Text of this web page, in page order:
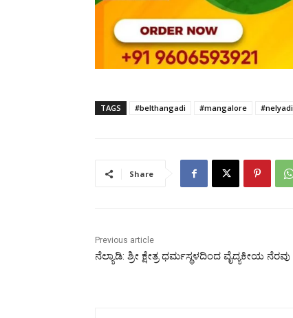
TAGS #belthangadi #mangalore #nelyadi
Share
Previous article
ನೆಲ್ಯಾಡಿ: ಶ್ರೀ ಕ್ಷೇತ್ರ ಧರ್ಮಸ್ಥಳದಿಂದ ವೈದ್ಯಕೀಯ ನೆರವು